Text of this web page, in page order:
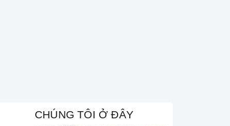
CHÚNG TÔI Ở ĐÂY